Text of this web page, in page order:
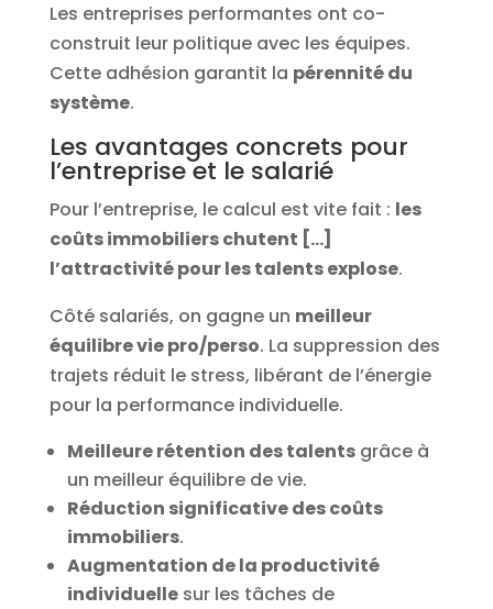
Les entreprises performantes ont co-
construit leur politique avec les équipes.
Cette adhésion garantit la pérennité du
système.
Les avantages concrets pour
l’entreprise et le salarié
Pour l’entreprise, le calcul est vite fait : les
coûts immobiliers chutent […]
l’attractivité pour les talents explose.
Côté salariés, on gagne un meilleur
équilibre vie pro/perso. La suppression des
trajets réduit le stress, libérant de l’énergie
pour la performance individuelle.
Meilleure rétention des talentsgrâce à
un meilleur équilibre de vie.
Réduction significative des coûts
immobiliers.
Augmentation de la productivité
individuellesur les tâches de